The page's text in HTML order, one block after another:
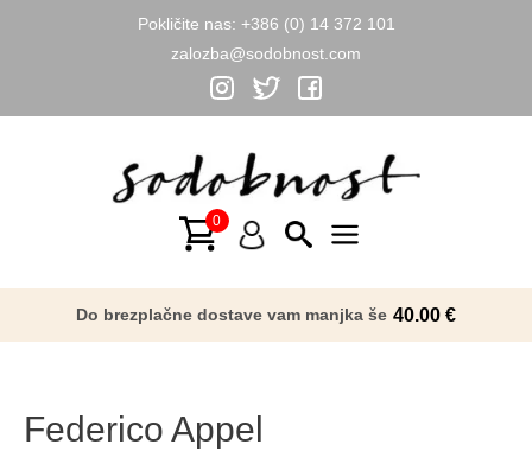
Pokličite nas: +386 (0) 14 372 101
zalozba@sodobnost.com
Menu
Do brezplačne dostave vam manjka še 40.00 €
Federico Appel